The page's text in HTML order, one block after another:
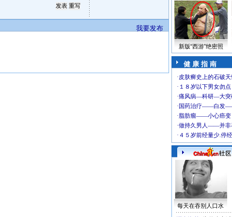
我要发布
新版“西游”绝密照
健 康 指 南
每天在吞别人口水